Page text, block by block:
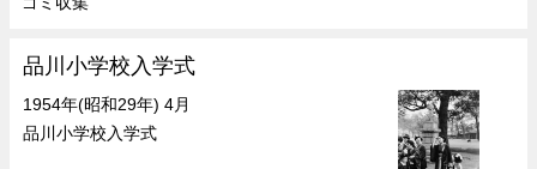
品川小学校入学式
1954年(昭和29年) 4月
品川小学校入学式